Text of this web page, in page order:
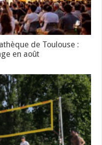
de Toulouse :
en août